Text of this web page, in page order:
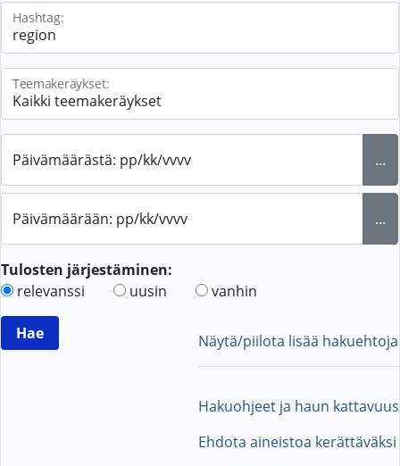
Hashtag:
Teemakeräykset:
Päivämäärästä: pp/kk/vvvv ...
Päivämäärään: pp/kk/vvvv ...
Tulosten järjestäminen:
relevanssi
uusin vanhin
Näytä/piilota lisää hakuehtoja
Hakuohjeet ja haun kattavuus
Ehdota aineistoa kerättäväksi